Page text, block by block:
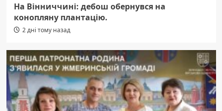
На Вінниччині: дебош обернувся на
конопляну плантацію.
2 дні тому назад